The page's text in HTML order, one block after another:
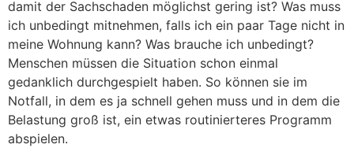
damit der Sachschaden möglichst gering ist? Was muss
ich unbedingt mitnehmen, falls ich ein paar Tage nicht in
meine Wohnung kann? Was brauche ich unbedingt?
Menschen müssen die Situation schon einmal
gedanklich durchgespielt haben. So können sie im
Notfall, in dem es ja schnell gehen muss und in dem die
Belastung groß ist, ein etwas routinierteres Programm
abspielen.